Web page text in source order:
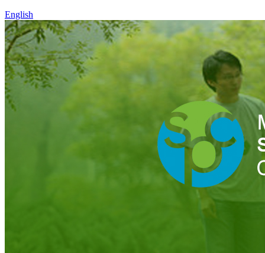
English